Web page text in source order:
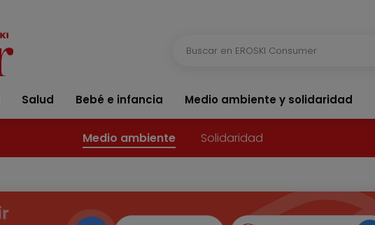
Salud Bebé e infancia Medio ambiente y solidaridad
Medio ambiente Solidaridad